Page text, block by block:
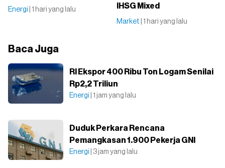
Energi | 1 hari yang lalu
IHSG Mixed
Market | 1 hari yang lalu
Baca Juga
RI Ekspor 400 Ribu Ton Logam Senilai
Rp2,2 Triliun
Energi | 1 jam yang lalu
Duduk Perkara Rencana
Pemangkasan 1.900 Pekerja GNI
Energi | 3 jam yang lalu